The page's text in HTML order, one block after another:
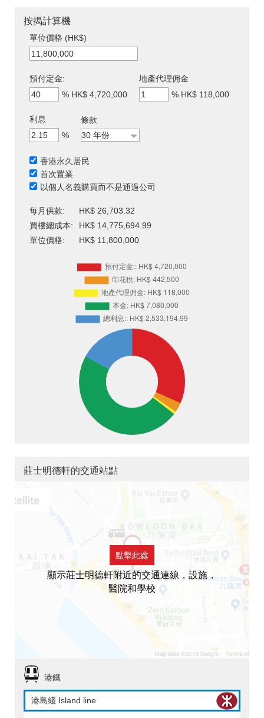
按揭計算機
單位價格 (HK$)
預付定金:
% HK$ 4,720,000
地產代理佣金
% HK$ 118,000
利息
%
條款
香港永久居民
首次置業
以個人名義購買而不是通過公司
每月供款:
HK$ 26,703.32
買樓總成本:
HK$ 14,775,694.99
單位價格:
HK$ 11,800,000
莊士明德軒的交通站點
點擊此處
顯示莊士明德軒附近的交通連線，設施，
醫院和學校
港鐵
港島綫 Island line